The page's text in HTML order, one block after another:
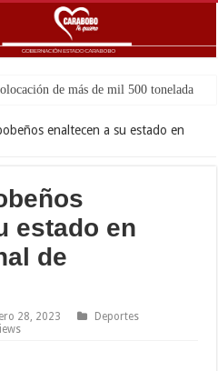
enaltecen a su estado en
estado en
de
28, 2023
Deportes